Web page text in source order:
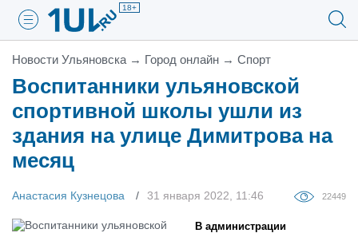
18+
Новости Ульяновска → Город онлайн → Спорт
Воспитанники ульяновской
спортивной школы ушли из
здания на улице Димитрова на
месяц
Анастасия Кузнецова 31 января 2022, 11:46 22449
В администрации